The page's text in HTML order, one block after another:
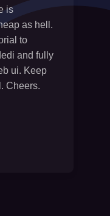
is
as hell.
to
and fully
ui. Keep
Cheers.